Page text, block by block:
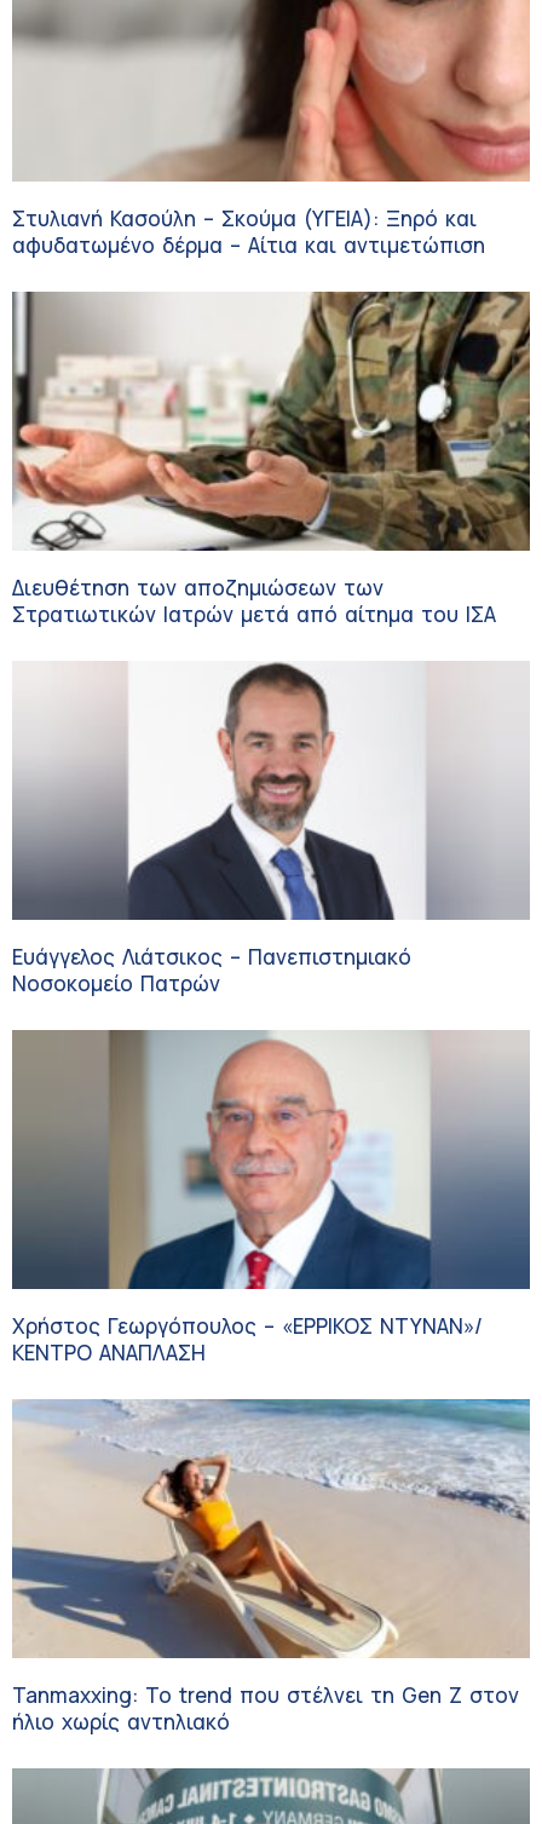
Στυλιανή Κασούλη – Σκούμα (ΥΓΕΙΑ): Ξηρό και
αφυδατωμένο δέρμα – Αίτια και αντιμετώπιση
Διευθέτηση των αποζημιώσεων των
Στρατιωτικών Ιατρών μετά από αίτημα του ΙΣΑ
Ευάγγελος Λιάτσικος – Πανεπιστημιακό
Νοσοκομείο Πατρών
Χρήστος Γεωργόπουλος – «ΕΡΡΙΚΟΣ ΝΤΥΝΑΝ»/
ΚΕΝΤΡΟ ΑΝΑΠΛΑΣΗ
Tanmaxxing: To trend που στέλνει τη Gen Z στον
ήλιο χωρίς αντηλιακό